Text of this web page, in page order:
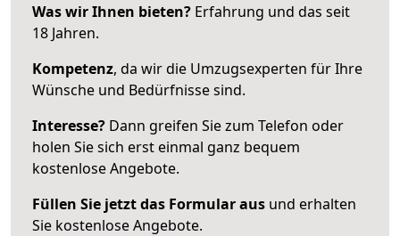
Was wir Ihnen bieten? Erfahrung und das seit
18 Jahren.
Kompetenz, da wir die Umzugsexperten für Ihre
Wünsche und Bedürfnisse sind.
Interesse? Dann greifen Sie zum Telefon oder
holen Sie sich erst einmal ganz bequem
kostenlose Angebote.
Füllen Sie jetzt das Formular aus und erhalten
Sie kostenlose Angebote.